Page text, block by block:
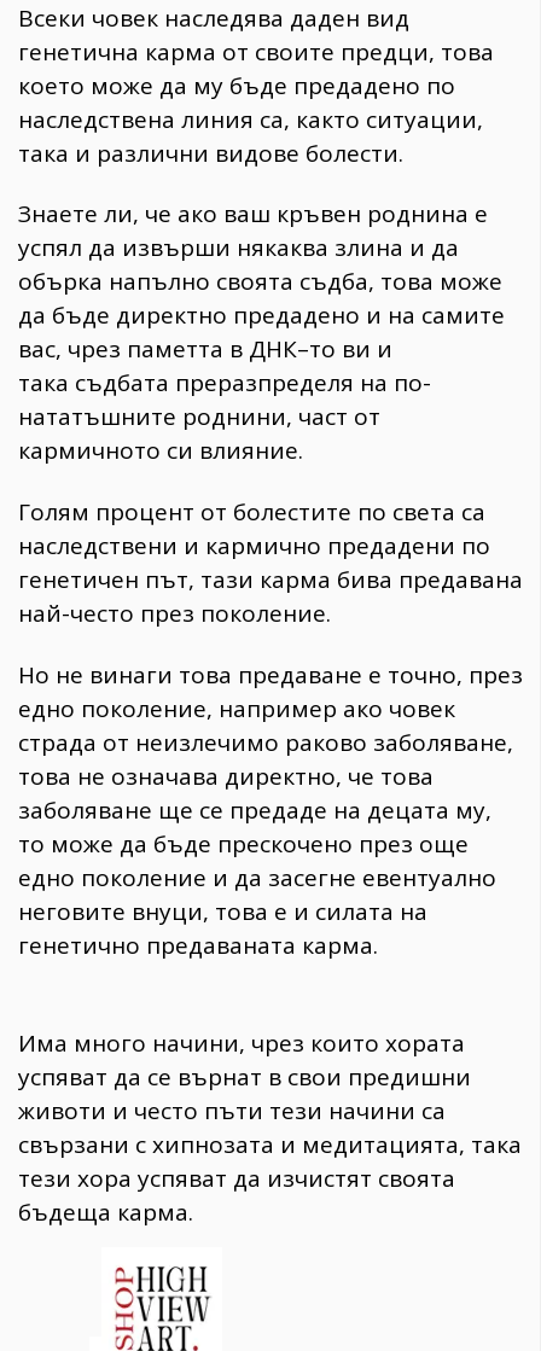
Wellness
ПОСЛЕДВАЙТЕ
Всеки човек наследява даден вид
генетична карма от своите предци, това
което може да му бъде предадено по
наследствена линия са, както ситуации,
така и различни видове болести.
Знаете ли, че ако ваш кръвен роднина е
успял да извърши някаква злина и да
обърка напълно своята съдба, това може
да бъде директно предадено и на самите
вас, чрез паметта в ДНК–то ви и
така съдбата преразпределя на по-
нататъшните роднини, част от
кармичното си влияние.
Голям процент от болестите по света са
наследствени и кармично предадени по
генетичен път, тази карма бива предавана
най-често през поколение.
Но не винаги това предаване е точно, през
едно поколение, например ако човек
страда от неизлечимо раково заболяване,
това не означава директно, че това
заболяване ще се предаде на децата му,
то може да бъде прескочено през още
едно поколение и да засегне евентуално
неговите внуци, това е и силата на
генетично предаваната карма.
Има много начини, чрез които хората
успяват да се върнат в свои предишни
животи и често пъти тези начини са
свързани с хипнозата и медитацията, така
тези хора успяват да изчистят своята
бъдеща карма.